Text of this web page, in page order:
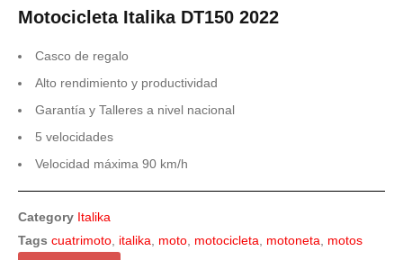
Motocicleta Italika DT150 2022
Casco de regalo
Alto rendimiento y productividad
Garantía y Talleres a nivel nacional
5 velocidades
Velocidad máxima 90 km/h
Category Italika
Tags cuatrimoto italika moto motocicleta motoneta motos